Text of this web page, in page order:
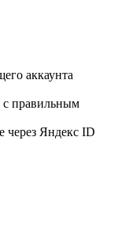
аккаунта
с правильным
через Яндекс ID